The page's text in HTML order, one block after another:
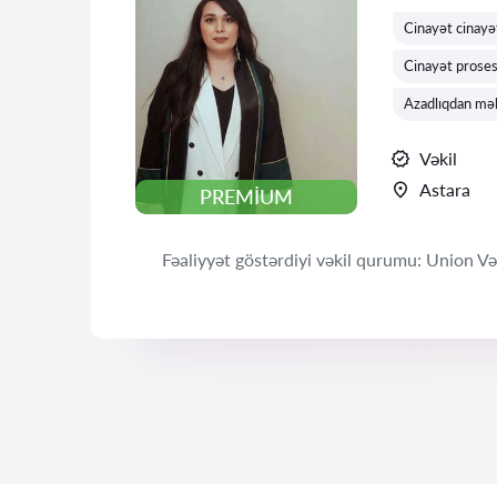
PREMIUM
Cinayət
Cinayət
Azadlıqdan
Vəkil
Astara
Fəaliyyət göstərdiyi vəkil qurumu: Union